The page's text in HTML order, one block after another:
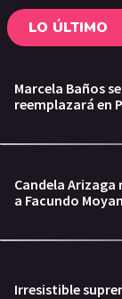
LO ÚLTIMO
Marcela Baños
reemplazará en
Candela
a Facundo
Irresistible